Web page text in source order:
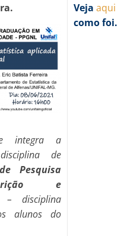
integra a
de
Pesquisa
e
– disciplina
alunos do
Veja aqui
como foi.